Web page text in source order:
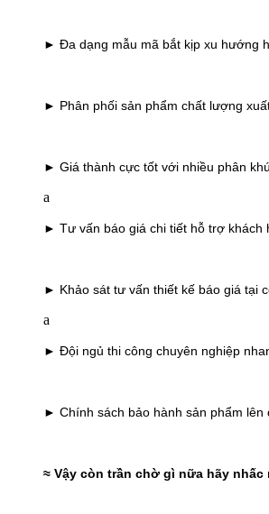
► Đa dạng mẫu mã bắt kịp xu hướng
► Phân phối sản phẩm chất lượng
► Giá thành cực tốt với nhiều phân
a
► Tư vấn báo giá chi tiết hỗ trợ khách
► Khảo sát tư vấn thiết kế báo giá tại
a
► Đội ngủ thi công chuyên nghiệp
► Chính sách bảo hành sản phẩm lên
≈ Vậy còn trần chờ gì nữa hãy